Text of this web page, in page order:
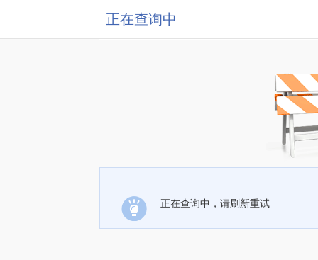
正在查询中
正在查询中，请刷新重试